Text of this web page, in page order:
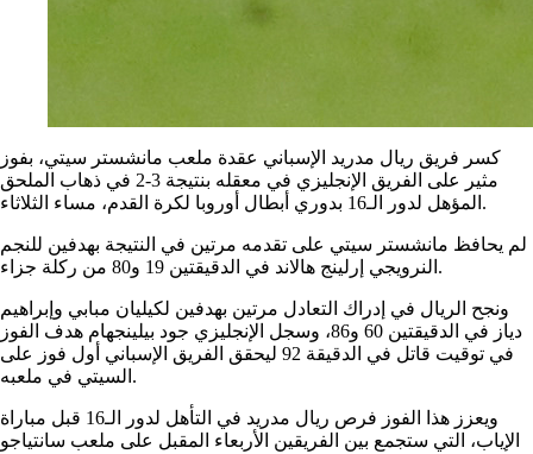
كسر فريق ريال مدريد الإسباني عقدة ملعب مانشستر سيتي، بفوز
مثير على الفريق الإنجليزي في معقله بنتيجة 3-2 في ذهاب الملحق
المؤهل لدور الـ16 بدوري أبطال أوروبا لكرة القدم، مساء الثلاثاء.
لم يحافظ مانشستر سيتي على تقدمه مرتين في النتيجة بهدفين للنجم
النرويجي إرلينج هالاند في الدقيقتين 19 و80 من ركلة جزاء.
ونجح الريال في إدراك التعادل مرتين بهدفين لكيليان مبابي وإبراهيم
دياز في الدقيقتين 60 و86، وسجل الإنجليزي جود بيلينجهام هدف الفوز
في توقيت قاتل في الدقيقة 92 ليحقق الفريق الإسباني أول فوز على
السيتي في ملعبه.
ويعزز هذا الفوز فرص ريال مدريد في التأهل لدور الـ16 قبل مباراة
الإياب، التي ستجمع بين الفريقين الأربعاء المقبل على ملعب سانتياجو